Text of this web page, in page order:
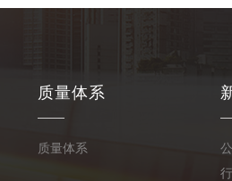
质量体系
质量体系